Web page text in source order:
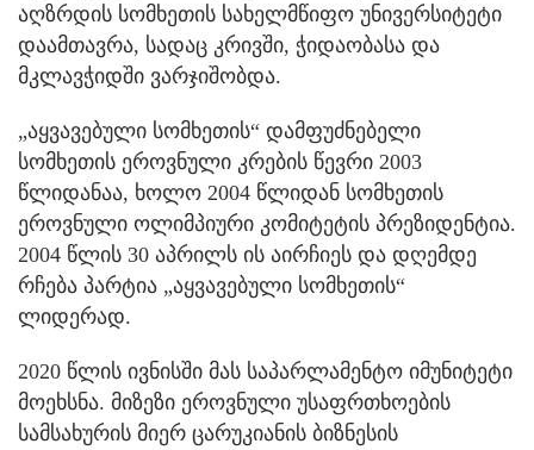
აღზრდის სომხეთის სახელმწიფო უნივერსიტეტი
დაამთავრა, სადაც კრივში, ჭიდაობასა და
მკლავჭიდში ვარჯიშობდა.
„აყვავებული სომხეთის“ დამფუძნებელი
სომხეთის ეროვნული კრების წევრი 2003
წლიდანაა, ხოლო 2004 წლიდან სომხეთის
ეროვნული ოლიმპიური კომიტეტის პრეზიდენტია.
2004 წლის 30 აპრილს ის აირჩიეს და დღემდე
რჩება პარტია „აყვავებული სომხეთის“
ლიდერად.
2020 წლის ივნისში მას საპარლამენტო იმუნიტეტი
მოეხსნა. მიზეზი ეროვნული უსაფრთხოების
სამსახურის მიერ ცარუკიანის ბიზნესის